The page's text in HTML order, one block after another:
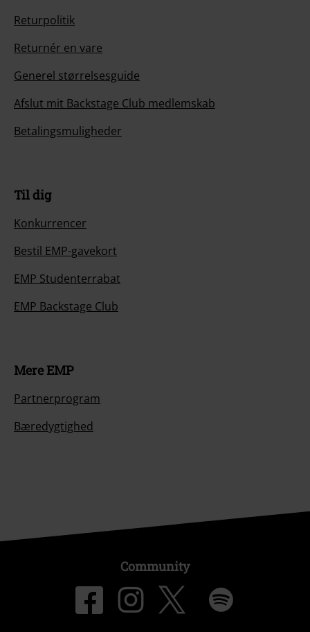
Returpolitik
Returnér en vare
Generel størrelsesguide
Afslut mit Backstage Club medlemskab
Betalingsmuligheder
Til dig
Konkurrencer
Bestil EMP-gavekort
EMP Studenterrabat
EMP Backstage Club
Mere EMP
Partnerprogram
Bæredygtighed
Community